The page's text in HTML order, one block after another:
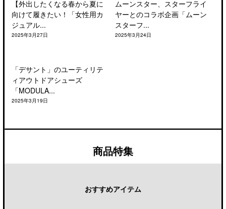
【外出したくなる春から夏に
向けて履きたい！「女性用カ
ジュアル...
2025年3月27日
ムーンスター、スターフライ
ヤーとのコラボ企画「ムーン
スターフ...
2025年3月24日
「デサント」のユーティリテ
ィアウトドアシューズ
「MODULA...
2025年3月19日
商品特集
おすすめアイテム